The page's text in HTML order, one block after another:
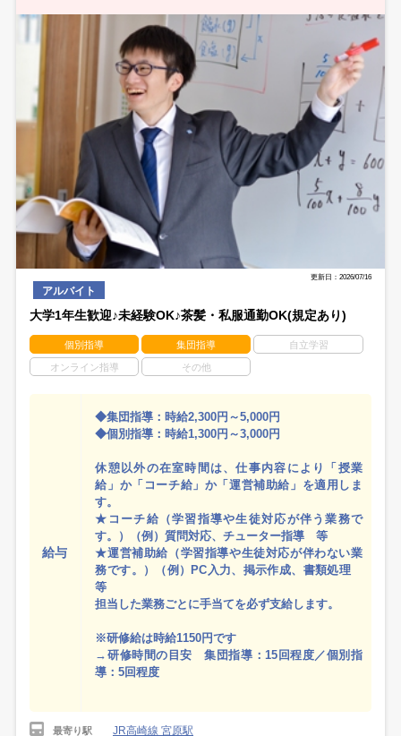
更新日：2026/07/16
アルバイト
大学1年生歓迎♪未経験OK♪茶髪・私服通勤OK(規定あり)
個別指導 集団指導 自立学習
オンライン指導 その他
給与
◆集団指導：時給2,300円～5,000円
◆個別指導：時給1,300円～3,000円
休憩以外の在室時間は、仕事内容により「授業
給」か「コーチ給」か「運営補助給」を適用しま
す。
★コーチ給（学習指導や生徒対応が伴う業務で
す。）（例）質問対応、チューター指導 等
★運営補助給（学習指導や生徒対応が伴わない業
務です。）（例）PC入力、掲示作成、書類処理
等
担当した業務ごとに手当てを必ず支給します。
※研修給は時給1150円です
→研修時間の目安 集団指導：15回程度／個別指
導：5回程度
最寄り駅 JR高崎線 宮原駅